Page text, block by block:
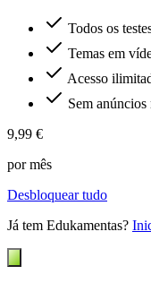
Todos os
Temas em
Acesso
Sem anúncios
9,99 €
por mês
Desbloquear tudo
Já tem Edukamentas?